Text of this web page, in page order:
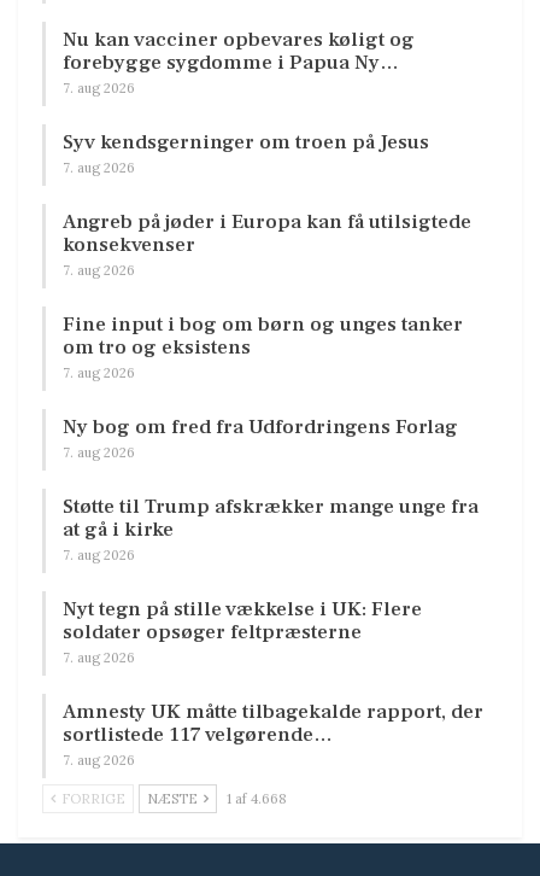
Nu kan vacciner opbevares køligt og
forebygge sygdomme i Papua Ny…
7. aug 2026
Syv kendsgerninger om troen på Jesus
7. aug 2026
Angreb på jøder i Europa kan få utilsigtede
konsekvenser
7. aug 2026
Fine input i bog om børn og unges tanker
om tro og eksistens
7. aug 2026
Ny bog om fred fra Udfordringens Forlag
7. aug 2026
Støtte til Trump afskrækker mange unge fra
at gå i kirke
7. aug 2026
Nyt tegn på stille vækkelse i UK: Flere
soldater opsøger feltpræsterne
7. aug 2026
Amnesty UK måtte tilbagekalde rapport, der
sortlistede 117 velgørende…
7. aug 2026
FORRIGE NÆSTE 1 af 4.668